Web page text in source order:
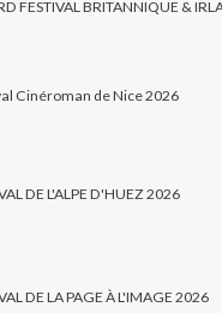
FESTIVAL BRITANNIQUE &
Cinéroman de Nice 2026
DE L'ALPE D'HUEZ 2026
DE LA PAGE À L'IMAGE 2026